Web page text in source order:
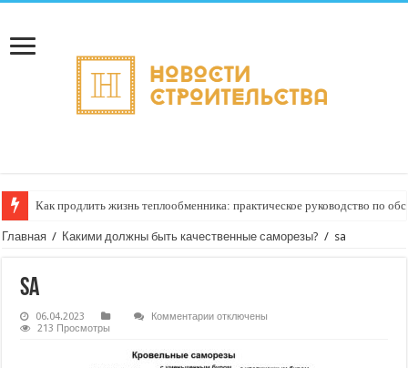
Как продлить жизнь теплообменника: практическое руководство по
Горбыль как дрова: недооценённый ресурс для тепла, экономии и
Главная / Какими должны быть качественные саморезы? / sa
sa
06.04.2023 Комментариикотключены
213 Просмотры